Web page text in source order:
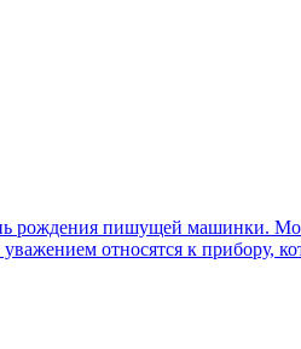
рождения пишущей машинки.
относятся к прибору,